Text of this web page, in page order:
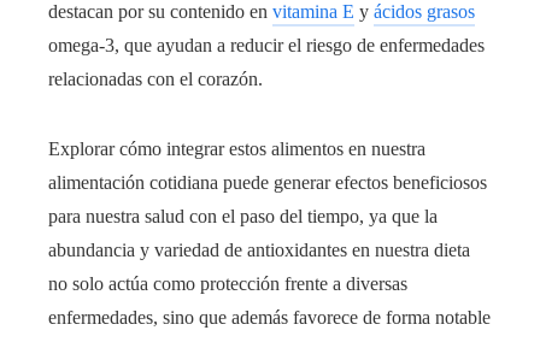
destacan por su contenido en vitamina E y ácidos grasos
omega-3, que ayudan a reducir el riesgo de enfermedades
relacionadas con el corazón.
Explorar cómo integrar estos alimentos en nuestra
alimentación cotidiana puede generar efectos beneficiosos
para nuestra salud con el paso del tiempo, ya que la
abundancia y variedad de antioxidantes en nuestra dieta
no solo actúa como protección frente a diversas
enfermedades, sino que además favorece de forma notable